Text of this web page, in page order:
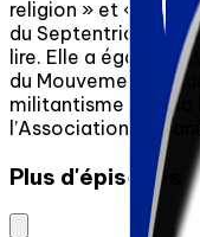
religion » et «
du Septentrion et
lire. Elle a
du Mouvement
militantisme pour la
l’Association
Plus d'épisodes